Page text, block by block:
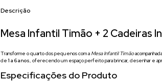
Descrição
Mesa Infantil Timão + 2 Cadeiras
Transforme o quarto dos pequenos com aMesa Infantil Timão
de1 a 6 anos, oferecendo um espaço perfeito para brincar, desenhar e
Especificações do Produto